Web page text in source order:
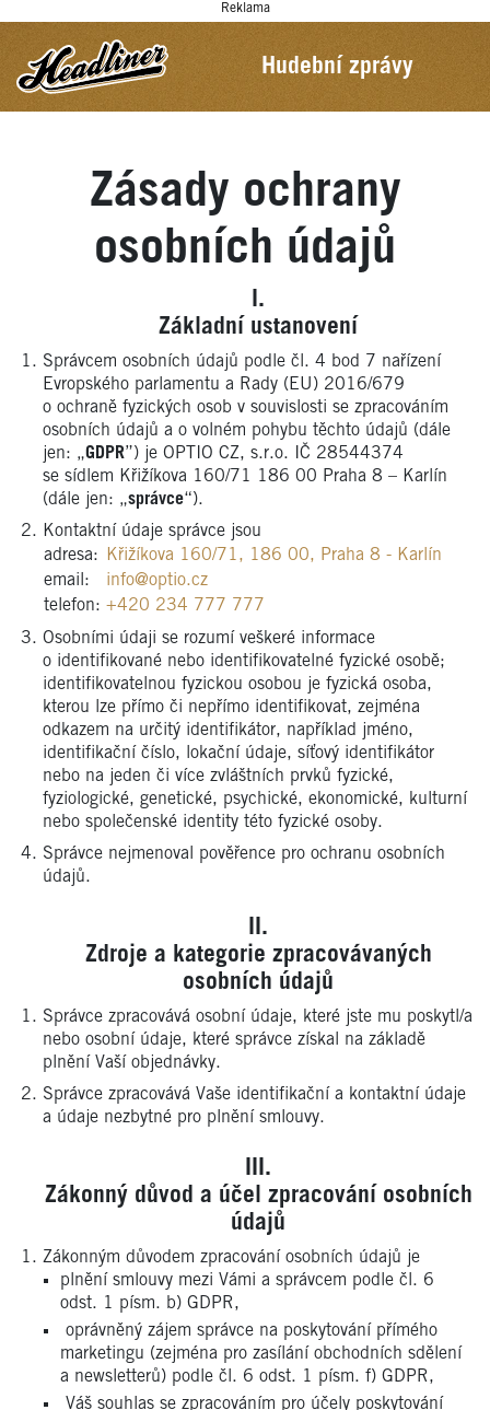
Reklama
Hudební zprávy
Zásady ochrany
osobních údajů
Základní ustanovení
Správcem osobních údajů podle čl. 4 bod 7 nařízení
Evropského parlamentu a Rady (EU) 2016/679
o ochraně fyzických osob v souvislosti se zpracováním
osobních údajů a o volném pohybu těchto údajů (dále
jen: „GDPR”) je OPTIO CZ, s.r.o. IČ 28544374
se sídlem Křižíkova 160/71 186 00 Praha 8 – Karlín
(dále jen: „správce“).
Kontaktní údaje správce jsou
adresa:
Křižíkova 160/71, 186 00, Praha 8 - Karlín
email:
info@optio.cz
telefon: +420 234 777 777
Osobními údaji se rozumí veškeré informace
o identifikované nebo identifikovatelné fyzické osobě;
identifikovatelnou fyzickou osobou je fyzická osoba,
kterou lze přímo či nepřímo identifikovat, zejména
odkazem na určitý identifikátor, například jméno,
identifikační číslo, lokační údaje, síťový identifikátor
nebo na jeden či více zvláštních prvků fyzické,
fyziologické, genetické, psychické, ekonomické, kulturní
nebo společenské identity této fyzické osoby.
Správce nejmenoval pověřence pro ochranu osobních
údajů.
Zdroje a kategorie zpracovávaných
osobních údajů
Správce zpracovává osobní údaje, které jste mu poskytl/a
nebo osobní údaje, které správce získal na základě
plnění Vaší objednávky.
Správce zpracovává Vaše identifikační a kontaktní údaje
a údaje nezbytné pro plnění smlouvy.
Zákonný důvod a účel zpracování osobních
údajů
Zákonným důvodem zpracování osobních údajů je
plnění smlouvy mezi Vámi a správcem podle čl. 6
odst. 1 písm. b) GDPR,
oprávněný zájem správce na poskytování přímého
marketingu (zejména pro zasílání obchodních sdělení
a newsletterů) podle čl. 6 odst. 1 písm. f) GDPR,
Váš souhlas se zpracováním pro účely poskytování